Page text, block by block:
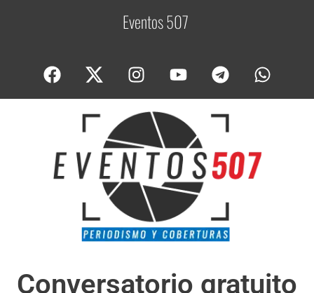
Eventos 507C
Conversatorio gratuito